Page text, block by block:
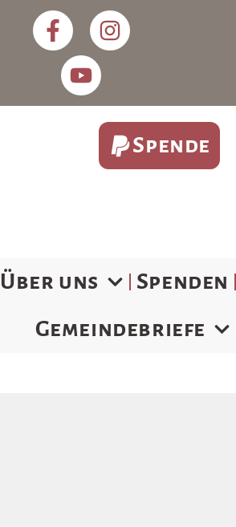
Spende
Über uns
Spenden
Gemeindebriefe